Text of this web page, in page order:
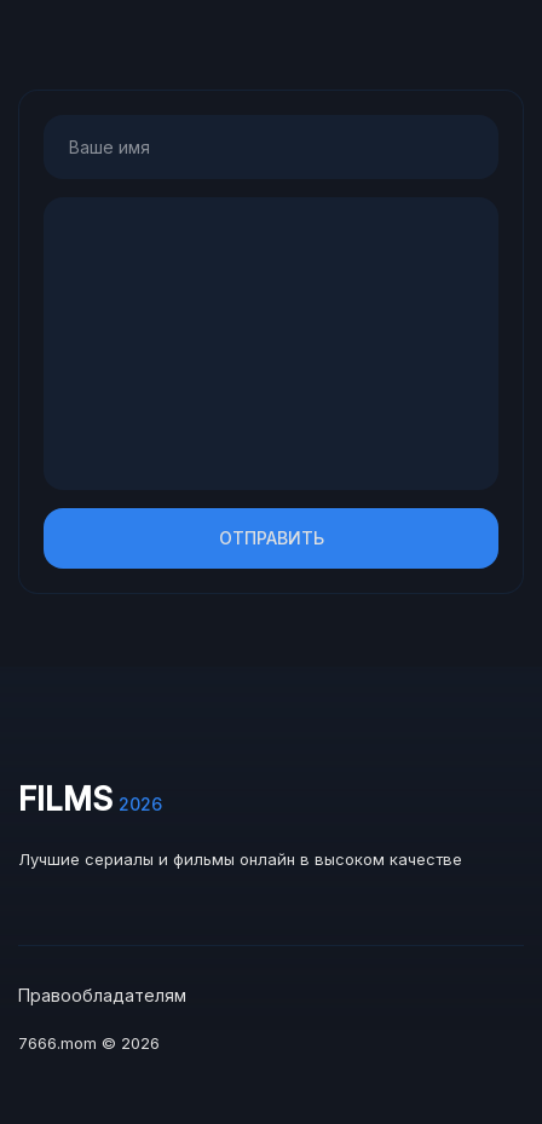
ОТПРАВИТЬ
FILMS 2026
Лучшие сериалы и фильмы онлайн в высоком качестве
Правообладателям
7666.mom © 2026